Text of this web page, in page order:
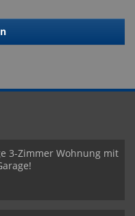
3-Zimmer Wohnung mit